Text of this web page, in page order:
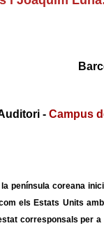
- Campus
península coreana
els Estats Units
corresponsals per